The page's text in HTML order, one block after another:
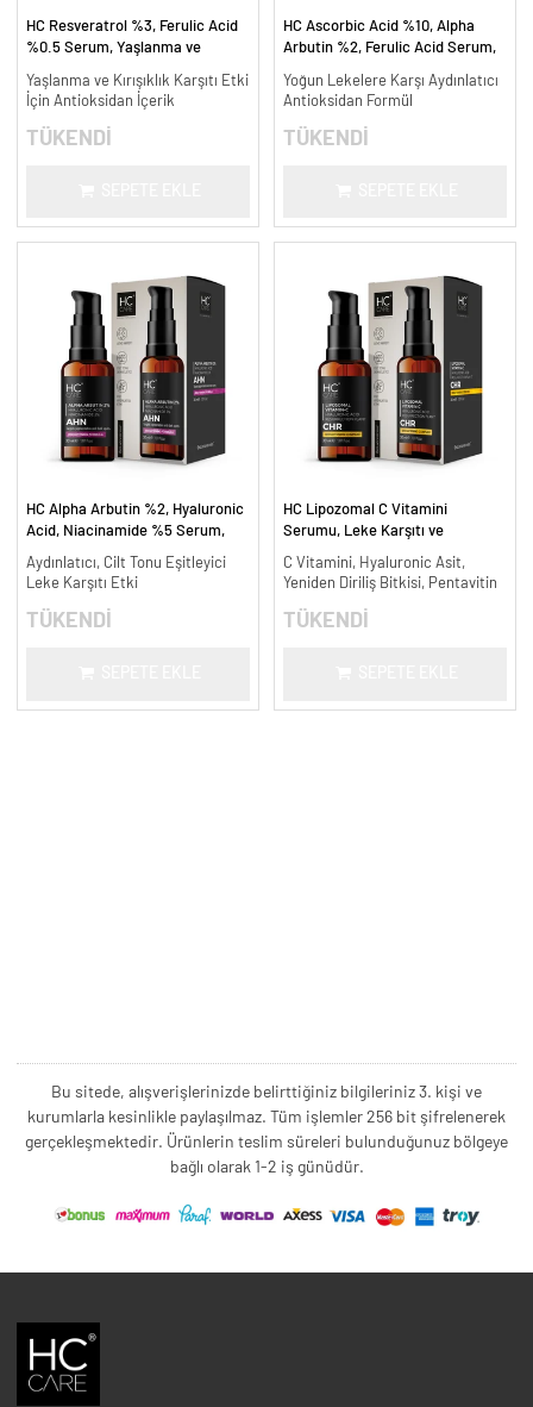
HC Resveratrol %3, Ferulic Acid
%0.5 Serum, Yaşlanma ve
Yaşlanma ve Kırışıklık Karşıtı Etki
İçin Antioksidan İçerik
TÜKENDİ
HC Ascorbic Acid %10, Alpha
Arbutin %2, Ferulic Acid Serum,
ml.
Yoğun Lekelere Karşı Aydınlatıcı
Antioksidan Formül
TÜKENDİ
HC Alpha Arbutin %2, Hyaluronic
Acid, Niacinamide %5 Serum,
ml.
Aydınlatıcı, Cilt Tonu Eşitleyici
Leke Karşıtı Etki
TÜKENDİ
HC Lipozomal C Vitamini
Serumu, Leke Karşıtı ve
C Vitamini, Hyaluronic Asit,
Yeniden Diriliş Bitkisi, Pentavitin
TÜKENDİ
Bu sitede, alışverişlerinizde belirttiğiniz bilgileriniz 3. kişi ve
kurumlarla kesinlikle paylaşılmaz. Tüm işlemler 256 bit şifrelenerek
gerçekleşmektedir. Ürünlerin teslim süreleri bulunduğunuz bölgeye
bağlı olarak 1-2 iş günüdür.